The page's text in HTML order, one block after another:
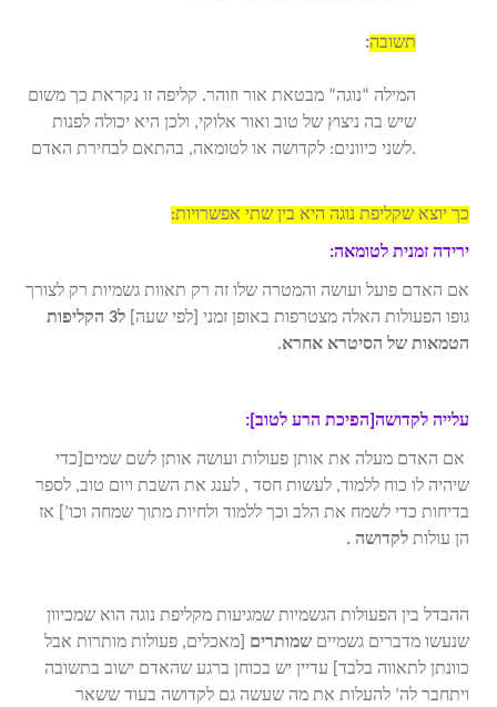
תשובה:
המילה “נוגה” מבטאת אור וזוהר. קליפה זו נקראת כך משום
שיש בה ניצוץ של טוב ואור אלוקי, ולכן היא יכולה לפנות
לשני כיוונים: לקדושה או לטומאה, בהתאם לבחירת האדם.
כך יוצא שקליפת נוגה היא בין שתי אפשרויות:
ירידה זמנית לטומאה:
אם האדם פועל ועושה והמטרה שלו זה רק תאוות גשמיות רק לצורך
גופו הפעולות האלה מצטרפות באופן זמני [לפי שעה]
ל3 הקליפות
הטמאות של הסיטרא אחרא.
עלייה לקדושה[הפיכת הרע לטוב]:
אם האדם מעלה את אותן פעולות ועושה אותן לשם שמים[כדי
שיהיה לו כוח ללמוד, לעשות חסד , לענג את השבת ויום טוב, לספר
בדיחות כדי לשמח את הלב וכך ללמוד ולחיות מתוך שמחה וכו’] אז
הן עולות לקדושה .
ההבדל בין הפעולות הגשמיות שמגיעות מקליפת נוגה הוא שמכיוון
שנעשו מדברים גשמיים שמותרים [מאכלים, פעולות מותרות אבל
כוונתן לתאווה בלבד] עדיין יש בכוחן ברגע שהאדם ישוב בתשובה
ויתחבר לה’ להעלות את מה שעשה גם לקדושה בעוד ששאר